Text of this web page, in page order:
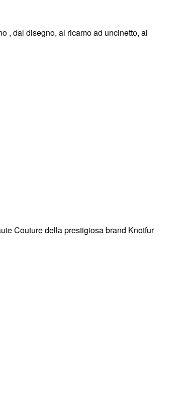
, dal disegno, al ricamo ad uncinetto, al
Couture della prestigiosa brand Knotfur